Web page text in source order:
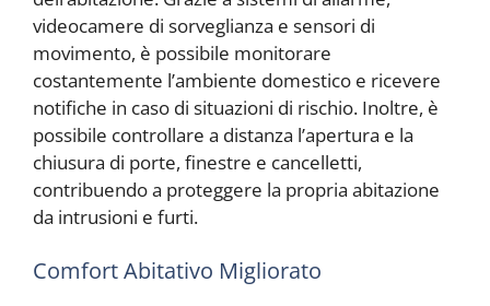
videocamere di sorveglianza e sensori di
movimento, è possibile monitorare
costantemente l’ambiente domestico e ricevere
notifiche in caso di situazioni di rischio. Inoltre, è
possibile controllare a distanza l’apertura e la
chiusura di porte, finestre e cancelletti,
contribuendo a proteggere la propria abitazione
da intrusioni e furti.
Comfort Abitativo Migliorato